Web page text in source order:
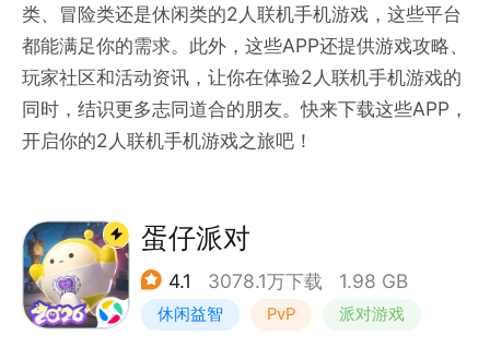
类、冒险类还是休闲类的2人联机手机游戏，这些平台
都能满足你的需求。此外，这些APP还提供游戏攻略、
玩家社区和活动资讯，让你在体验2人联机手机游戏的
同时，结识更多志同道合的朋友。快来下载这些APP，
开启你的2人联机手机游戏之旅吧！
蛋仔派对
4.1 3078.1万下载 1.98 GB
休闲益智 PvP 派对游戏